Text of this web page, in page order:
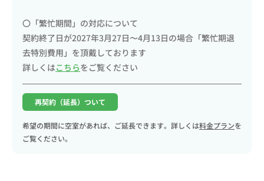
〇「繁忙期間」の対応について
契約終了日が2027年3月27日〜4月13日の場合「繁忙期退
去特別費用」を頂戴しております
詳しくはこちらをご覧ください
再契約（延長）ついて
希望の期間に空室があれば、ご延長できます。詳しくは料金プランを
ご覧ください。